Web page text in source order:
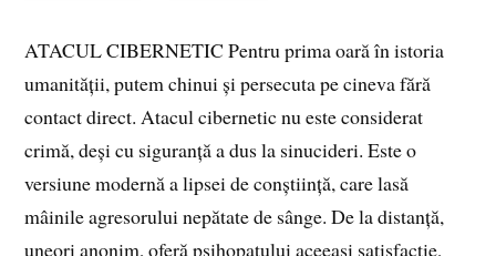
ATACUL CIBERNETIC Pentru prima oară în istoria
umanității, putem chinui și persecuta pe cineva fără
contact direct. Atacul cibernetic nu este considerat
crimă, deși cu siguranță a dus la sinucideri. Este o
versiune modernă a lipsei de conștiință, care lasă
mâinile agresorului nepătate de sânge. De la distanță,
uneori anonim, oferă psihopatului aceeași satisfacție,